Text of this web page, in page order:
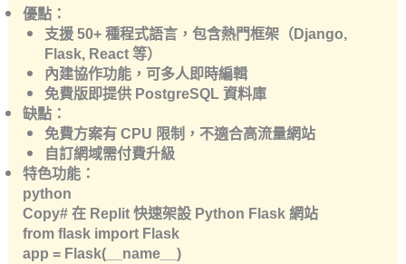
優點：
支援50+ 種程式語言，包含熱門框架（Django,
Flask, React 等）
內建協作功能，可多人即時編輯
免費版即提供 PostgreSQL 資料庫
缺點：
免費方案有 CPU 限制，不適合高流量網站
自訂網域需付費升級
特色功能：
python
Copy# 在 Replit 快速架設 Python Flask 網站
from flask import Flask
app = Flask(__name__)